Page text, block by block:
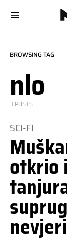
BROWSING TAG
nlo
3 POSTS
SCI-FI
otkrio
nevjeri